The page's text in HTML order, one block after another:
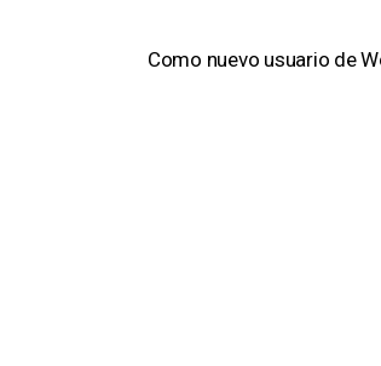
Como nuevo usuario de